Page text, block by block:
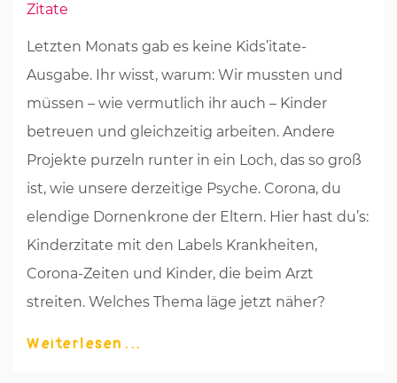
Zitate
Letzten Monats gab es keine Kids’itate-
Ausgabe. Ihr wisst, warum: Wir mussten und
müssen – wie vermutlich ihr auch – Kinder
betreuen und gleichzeitig arbeiten. Andere
Projekte purzeln runter in ein Loch, das so groß
ist, wie unsere derzeitige Psyche. Corona, du
elendige Dornenkrone der Eltern. Hier hast du’s:
Kinderzitate mit den Labels Krankheiten,
Corona-Zeiten und Kinder, die beim Arzt
streiten. Welches Thema läge jetzt näher?
Weiterlesen